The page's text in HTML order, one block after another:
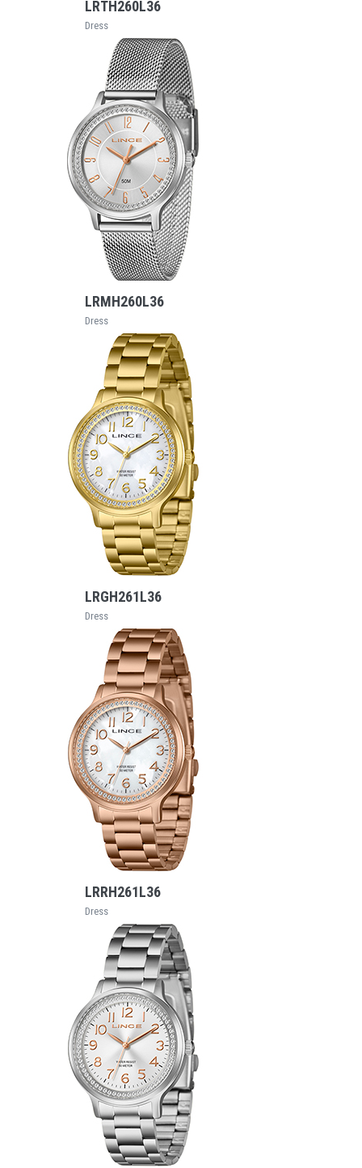
LRTH260L36
Dress
VEJA MAIS
LRMH260L36
Dress
VEJA MAIS
LRGH261L36
Dress
VEJA MAIS
LRRH261L36
Dress
VEJA MAIS